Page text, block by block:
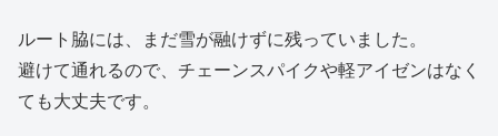
ルート脇には、まだ雪が融けずに残っていました。
避けて通れるので、チェーンスパイクや軽アイゼンはなく
ても大丈夫です。